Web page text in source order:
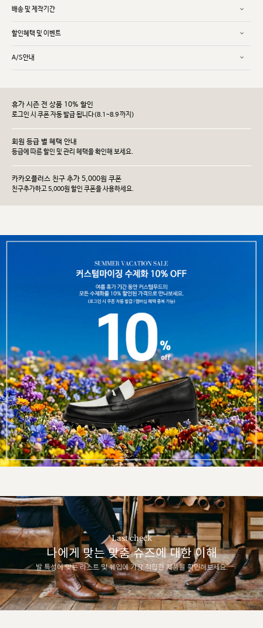
배송 및 제작기간
할인혜택 및 이벤트
A/S안내
휴가 시즌 전 상품 10% 할인
로그인 시 쿠폰 자동 발급 됩니다(8.1~8.9 까지)
회원 등급 별 혜택 안내
등급에 따른 할인 및 관리 헤택을 확인해 보세요.
카카오플러스 친구 추가 5,000원 쿠폰
친구추가하고 5,000원 할인 쿠폰을 사용하세요.
Last check
나에게 맞는 맞춤 슈즈에 대한 이해
발 특성에 맞는 라스트 및 쉐입에 가장 적합한 제품을 확인해보세요.